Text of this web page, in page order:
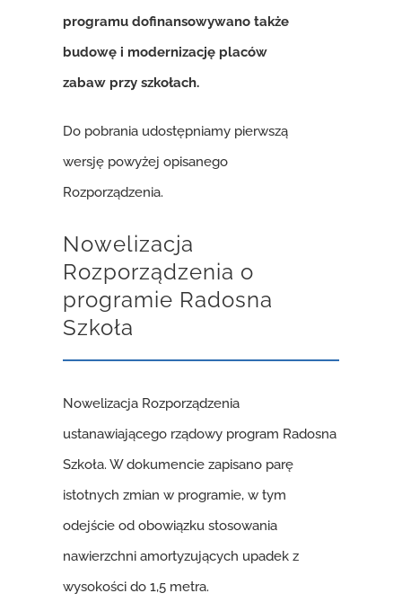
programu dofinansowywano także
budowę i modernizację placów
zabaw przy szkołach.
Do pobrania udostępniamy pierwszą
wersję powyżej opisanego
Rozporządzenia.
Nowelizacja
Rozporządzenia o
programie Radosna
Szkoła
Nowelizacja Rozporządzenia
ustanawiającego rządowy program Radosna
Szkoła. W dokumencie zapisano parę
istotnych zmian w programie, w tym
odejście od obowiązku stosowania
nawierzchni amortyzujących upadek z
wysokości do 1,5 metra.